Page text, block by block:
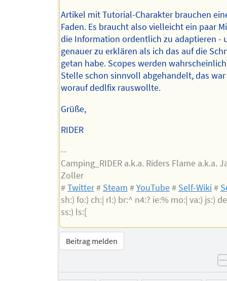
Artikel mit Tutorial-Charakter brauchen
Faden. Es braucht also vielleicht ein paar
die Information ordentlich zu adaptieren -
genauer zu erklären als ich das auf die
getan habe. Scopes werden
Stelle schon sinnvoll abgehandelt, das
worauf dedlfix rauswollte.
Grüße,
RIDER
--
Camping_RIDER a.k.a. Riders Flame a.k.a.
Zoller
#Twitter# Steam #YouTube# Self-Wiki#
sh:) fo:) ch:| rl:) br:^ n4:? ie:% mo:| va:) js:)
ss:) ls:[
Beitrag melden